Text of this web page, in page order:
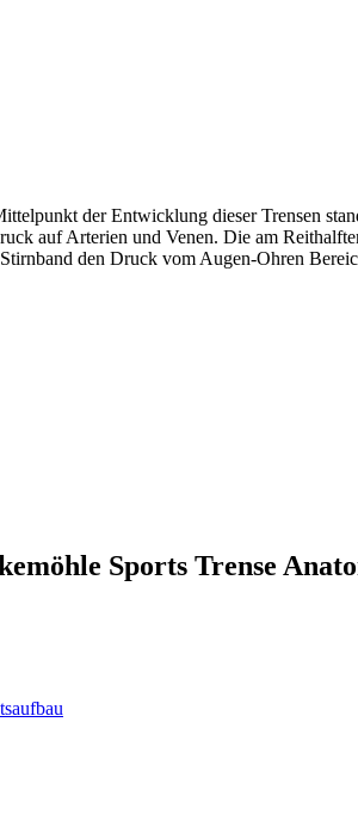
der Entwicklung dieser Trensen
auf Arterien und Venen. Die am
den Druck vom Augen-Ohren
Sports Trense